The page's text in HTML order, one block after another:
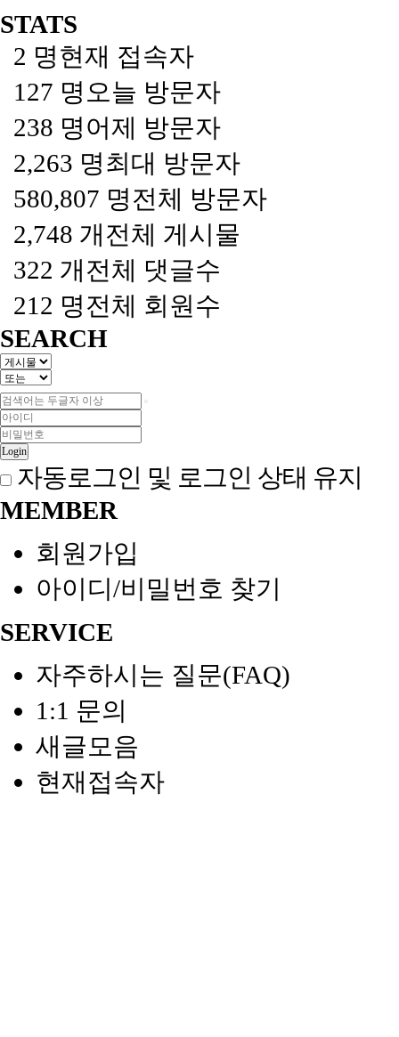
STATS
2 명현재 접속자
127 명 오늘 방문자
238 명어제 방문자
2,263 명최대 방문자
580,807 명전체 방문자
2,748 개전체 게시물
322 개전체 댓글수
212 명전체 회원수
SEARCH
Login
자동로그인 및 로그인 상태 유지
MEMBER
회원가입
아이디/비밀번호 찾기
SERVICE
자주하시는 질문(FAQ)
1:1 문의
새글모음
현재접속자